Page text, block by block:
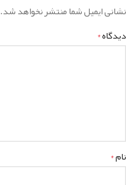
نشانی ایمیل شما منتشر نخواهد شد.
دیدگاه*
نام*